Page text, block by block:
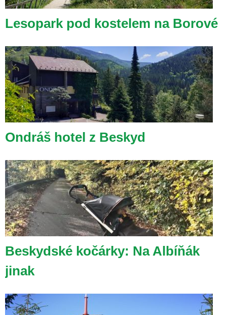
Lesopark pod kostelem na Borové
Ondráš hotel z Beskyd
Beskydské kočárky: Na Albíňák
jinak